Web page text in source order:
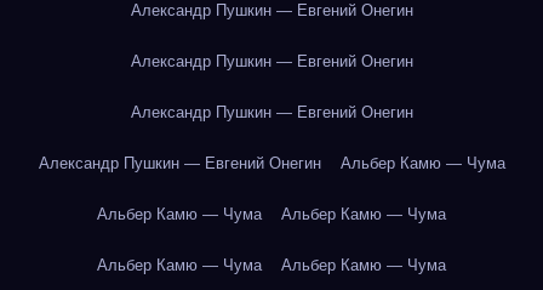
Александр Пушкин — Евгений Онегин
Александр Пушкин — Евгений Онегин
Александр Пушкин — Евгений Онегин
Александр Пушкин — Евгений Онегин Альбер Камю — Чума
Альбер Камю — Чума Альбер Камю — Чума
Альбер Камю — Чума Альбер Камю — Чума